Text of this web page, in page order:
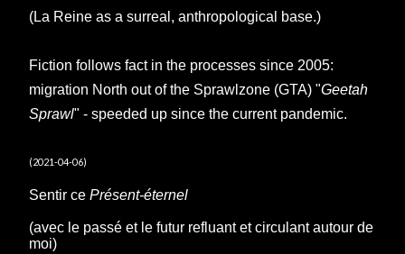
(La Reine as a surreal, anthropological base.)
Fiction follows fact in the processes since 2005:
migration North out of the Sprawlzone (GTA) "Geetah
Sprawl" - speeded up since the current pandemic.
(2021-04-06)
Sentir ce Présent-éternel
(avec le passé et le futur refluant et circulant autour de
moi)